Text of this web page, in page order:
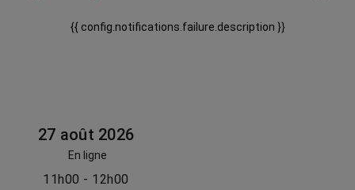
{{ config.notifications.failure.description }}
27 août 2026
En ligne
11h00 - 12h00